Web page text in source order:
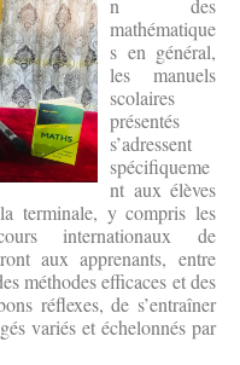
n des
mathématique
s en général,
les manuels
scolaires
présentés
s’adressent
spécifiqueme
nt aux élèves
terminale, y compris les
internationaux de
aux apprenants, entre
méthodes efficaces et des
réflexes, de s’entraîner
variés et échelonnés par